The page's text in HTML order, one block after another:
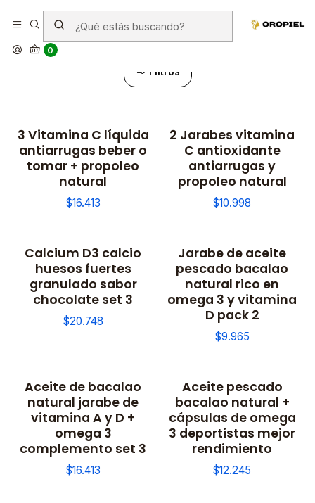
0
Pack
Filtros
3 Vitamina C líquida
antiarrugas beber o
tomar + propoleo
natural
$16.413
2 Jarabes vitamina
C antioxidante
antiarrugas y
propoleo natural
$10.998
Calcium D3 calcio
huesos fuertes
granulado sabor
chocolate set 3
$20.748
Jarabe de aceite
pescado bacalao
natural rico en
omega 3 y vitamina
D pack 2
$9.965
Aceite de bacalao
natural jarabe de
vitamina A y D +
omega 3
complemento set 3
$16.413
Aceite pescado
bacalao natural +
cápsulas de omega
3 deportistas mejor
rendimiento
$12.245